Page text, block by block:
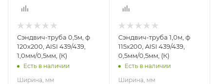
Материал
Нержавеющая
сталь
Производитель
УМК
Сэндвич-труба 0,5м, ф
120х200, AISI 439/439,
1,0мм/0,5мм, (К)
Есть в наличии
Ширина, мм
Материал
Нержавеющая
сталь
Производитель
УМК
Сэндвич-труба 1,0м, ф
115х200, AISI 439/439,
0,5мм/0,5мм, (К)
Есть в наличии
Ширина, мм